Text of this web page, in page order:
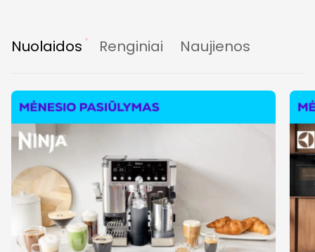
Nuolaidos Renginiai Naujienos